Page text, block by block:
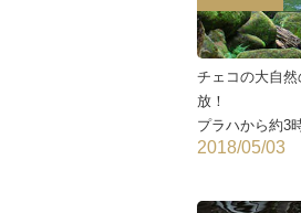
チェコの大自
放！
プラハから約3
2018/05/03